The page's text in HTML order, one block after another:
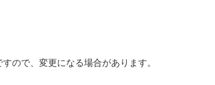
ので、変更になる場合があります。